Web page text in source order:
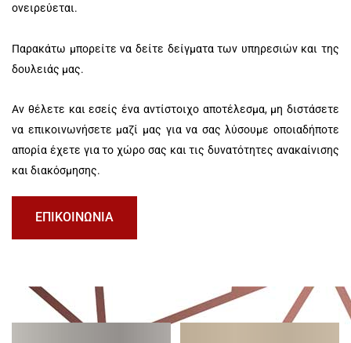
ονειρεύεται.
Παρακάτω μπορείτε να δείτε δείγματα των υπηρεσιών και της
δουλειάς μας.
Αν θέλετε και εσείς ένα αντίστοιχο αποτέλεσμα, μη διστάσετε
να επικοινωνήσετε μαζί μας για να σας λύσουμε οποιαδήποτε
απορία έχετε για το χώρο σας και τις δυνατότητες ανακαίνισης
και διακόσμησης.
ΕΠΙΚΟΙΝΩΝΙΑ